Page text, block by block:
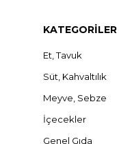
KATEGORİLER
Et, Tavuk
Süt, Kahvaltılık
Meyve, Sebze
İçecekler
Genel Gıda